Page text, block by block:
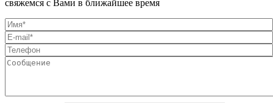
свяжемся с Вами в ближайшее время